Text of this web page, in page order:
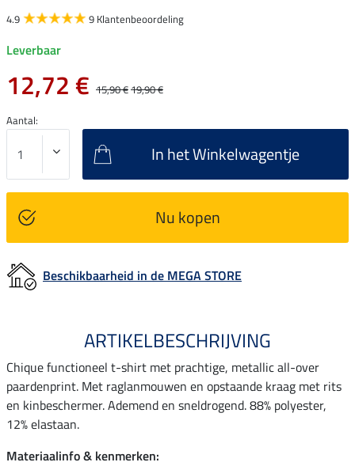
4.9 9 Klantenbeoordeling
Leverbaar
12,72 € 15,90 €19,90 €
Aantal:
In het Winkelwagentje
Nu kopen
Beschikbaarheid in de MEGA STORE
ARTIKELBESCHRIJVING
Chique functioneel t-shirt met prachtige, metallic all-over
paardenprint. Met raglanmouwen en opstaande kraag met rits
en kinbeschermer. Ademend en sneldrogend. 88% polyester,
12% elastaan.
Materiaalinfo & kenmerken: